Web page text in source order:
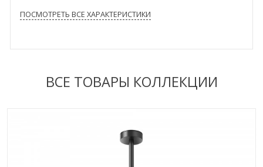
ПОСМОТРЕТЬ ВСЕ ХАРАКТЕРИСТИКИ
ВСЕ ТОВАРЫ КОЛЛЕКЦИИ